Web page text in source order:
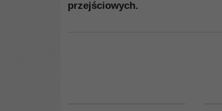
przejściowych.